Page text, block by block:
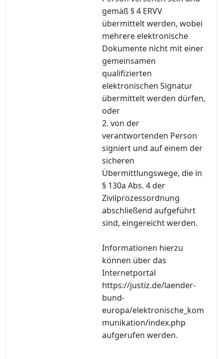
gemäß § 4 ERVV
übermittelt werden, wobei
mehrere elektronische
Dokumente nicht mit einer
gemeinsamen
qualifizierten
elektronischen Signatur
übermittelt werden dürfen,
oder
2. von der
verantwortenden Person
signiert und auf einem der
sicheren
Übermittlungswege, die in
§ 130a Abs. 4 der
Zivilprozessordnung
abschließend aufgeführt
sind, eingereicht werden.
Informationen hierzu
können über das
Internetportal
https://justiz.de/laender-
bund-
europa/elektronische_kom
munikation/index.php
aufgerufen werden.